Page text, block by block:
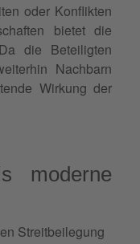
oder Konflikten
bietet die
die Beteiligten
Nachbarn
Wirkung der
moderne